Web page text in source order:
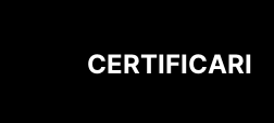
CERTIFICARI